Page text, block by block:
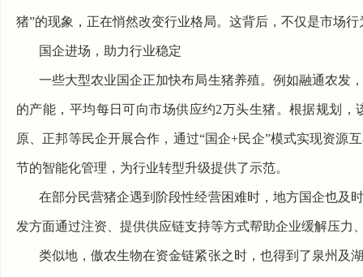
猪”的现象，正在悄然改变行业格局。这背后，不仅是市场
国企进场，助力行业稳定
一些大型农业国企正加快布局生猪养殖。例如融通农发
的产能，平均每日可向市场供应约2万头生猪。根据规划
原、正邦等民企开展合作，通过“国企+民企”模式实现资源
节的智能化管理，为行业转型升级提供了示范。
在部分民营猪企遇到阶段性经营困难时，地方国企也及
发方面通过注资、提供供应链支持等方式帮助企业缓解压
类似地，傲农生物在资金链紧张之时，也得到了泉州及